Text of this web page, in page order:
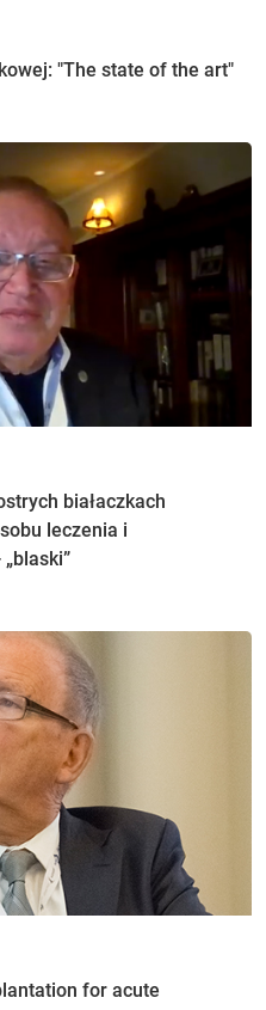
"The state of the art"
białaczkach
leczenia i
for acute